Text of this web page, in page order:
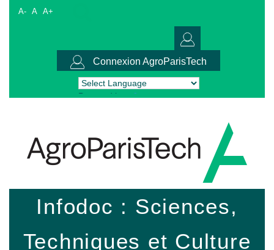
A- A A+
Connexion AgroParisTech
Powered by Translate
Infodoc : Sciences,
Techniques et Culture